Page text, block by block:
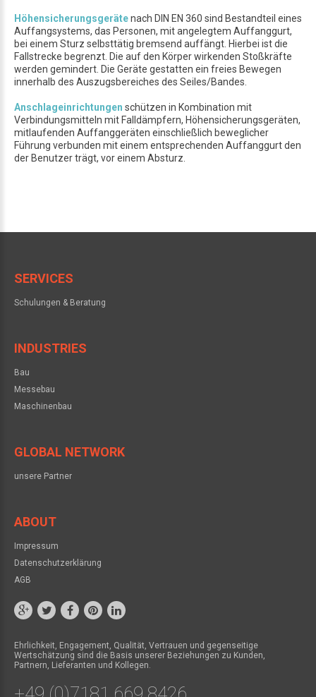
Höhensicherungsgerätenach DIN EN 360 sind Bestandteil eines
Auffangsystems, das Personen, mit angelegtem Auffanggurt,
bei einem Sturz selbsttätig bremsend auffängt. Hierbei ist die
Fallstrecke begrenzt. Die auf den Körper wirkenden Stoßkräfte
werden gemindert. Die Geräte gestatten ein freies Bewegen
innerhalb des Auszugsbereiches des Seiles/Bandes.
Anschlageinrichtungen schützen in Kombination mit
Verbindungsmitteln mit Falldämpfern, Höhensicherungsgeräten,
mitlaufenden Auffanggeräten einschließlich beweglicher
Führung verbunden mit einem entsprechenden Auffanggurt den
der Benutzer trägt, vor einem Absturz.
SERVICES
Schulungen & Beratung
INDUSTRIES
Bau
Messebau
Maschinenbau
GLOBAL NETWORK
unsere Partner
ABOUT
Impressum
Datenschutzerklärung
AGB
Ehrlichkeit, Engagement, Qualität, Vertrauen und gegenseitige
Wertschätzung sind die Basis unserer Beziehungen zu Kunden,
Partnern, Lieferanten und Kollegen.